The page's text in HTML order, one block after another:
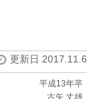
更新日 2017.11.6
平成13年卒
古矢 丈雄